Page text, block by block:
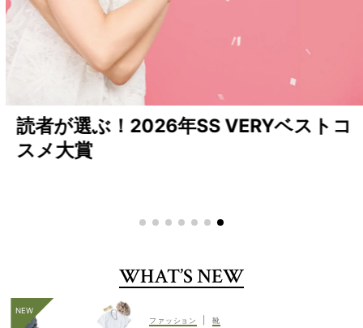
読者が選ぶ！2026年SS VERYベストコ
スメ大賞
WHAT’S NEW
ファッション
靴